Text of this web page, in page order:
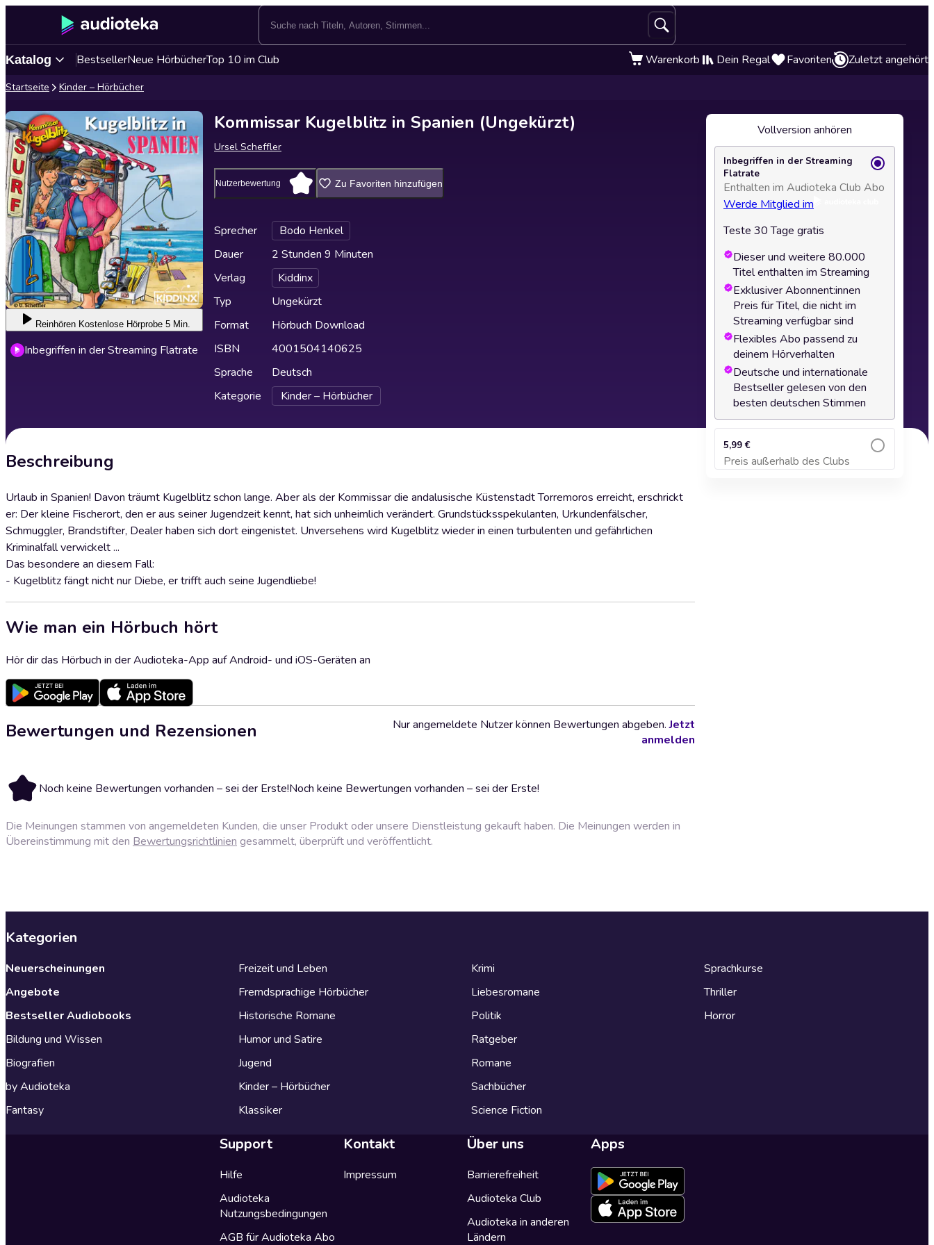
Katalog BestsellerNeue HörbücherTop 10 im Club Warenkorb Dein Regal Favoriten Zuletzt angehört
Startseite Kinder – Hörbücher
Reinhören Kostenlose Hörprobe 5 Min.
Inbegriffen in der Streaming Flatrate
Kommissar Kugelblitz in Spanien (Ungekürzt)
Ursel Scheffler
Nutzerbewertung Zu Favoriten hinzufügen
Sprecher
Bodo Henkel
Dauer
2 Stunden 9 Minuten
Verlag
Kiddinx
Typ
Ungekürzt
Format
Hörbuch Download
ISBN
4001504140625
Sprache
Deutsch
Kategorie
Kinder – Hörbücher
Beschreibung
Urlaub in Spanien! Davon träumt Kugelblitz schon lange. Aber als der Kommissar die andalusische Küstenstadt Torremoros erreicht, erschrickt
er: Der kleine Fischerort, den er aus seiner Jugendzeit kennt, hat sich unheimlich verändert. Grundstücksspekulanten, Urkundenfälscher,
Schmuggler, Brandstifter, Dealer haben sich dort eingenistet. Unversehens wird Kugelblitz wieder in einen turbulenten und gefährlichen
Kriminalfall verwickelt ...
Das besondere an diesem Fall:
- Kugelblitz fängt nicht nur Diebe, er trifft auch seine Jugendliebe!
Wie man ein Hörbuch hört
Hör dir das Hörbuch in der Audioteka-App auf Android- und iOS-Geräten an
Bewertungen und Rezensionen
Noch keine Bewertungen vorhanden – sei der Erste!Noch keine Bewertungen vorhanden – sei der Erste!
Nur angemeldete Nutzer können Bewertungen abgeben.Jetzt
anmelden
Die Meinungen stammen von angemeldeten Kunden, die unser Produkt oder unsere Dienstleistung gekauft haben. Die Meinungen werden in
Übereinstimmung mit den Bewertungsrichtlinien gesammelt, überprüft und veröffentlicht.
Vollversion anhören
Inbegriffen in der Streaming
Flatrate
Enthalten im Audioteka Club Abo
Werde Mitglied im
Teste 30 Tage gratis
Dieser und weitere 80.000
Titel enthalten im Streaming
Exklusiver Abonnent:innen
Preis für Titel, die nicht im
Streaming verfügbar sind
Flexibles Abo passend zu
deinem Hörverhalten
Deutsche und internationale
Bestseller gelesen von den
besten deutschen Stimmen
5,99 €
Preis außerhalb des Clubs
Zum Warenkorb hinzufügen
Kategorien
Neuerscheinungen
Angebote
Bestseller Audiobooks
Bildung und Wissen
Biografien
by Audioteka
Fantasy
Freizeit und Leben
Fremdsprachige Hörbücher
Historische Romane
Humor und Satire
Jugend
Kinder – Hörbücher
Klassiker
Krimi
Liebesromane
Politik
Ratgeber
Romane
Sachbücher
Science Fiction
Sprachkurse
Thriller
Horror
Support
Hilfe
Audioteka
Nutzungsbedingungen
AGB für Audioteka Abo
Kontakt
Impressum
Über uns
Barrierefreiheit
Audioteka Club
Audioteka in anderen
Ländern
Apps